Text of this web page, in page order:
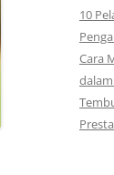
10
Cara